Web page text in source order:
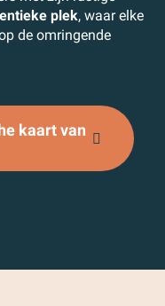
plek, waar elke
de omringende
kaart van